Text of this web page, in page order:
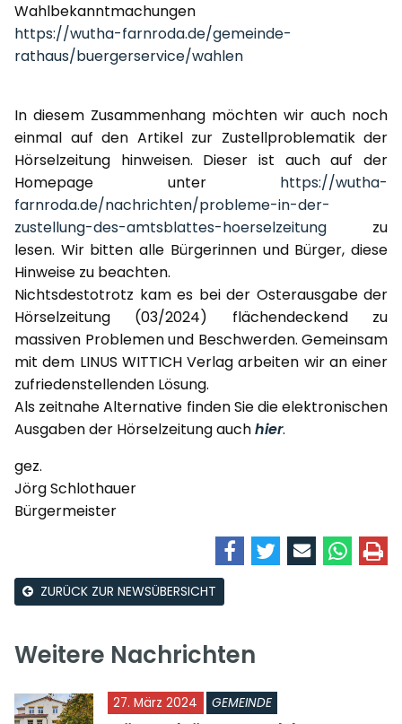
Wahlbekanntmachungen
https://wutha-farnroda.de/gemeinde-
rathaus/buergerservice/wahlen
In diesem Zusammenhang möchten wir auch noch
einmal auf den Artikel zur Zustellproblematik der
Hörselzeitung hinweisen. Dieser ist auch auf der
Homepage unter https://wutha-
farnroda.de/nachrichten/probleme-in-der-
zustellung-des-amtsblattes-hoerselzeitung zu
lesen. Wir bitten alle Bürgerinnen und Bürger, diese
Hinweise zu beachten.
Nichtsdestotrotz kam es bei der Osterausgabe der
Hörselzeitung (03/2024) flächendeckend zu
massiven Problemen und Beschwerden. Gemeinsam
mit dem LINUS WITTICH Verlag arbeiten wir an einer
zufriedenstellenden Lösung.
Als zeitnahe Alternative finden Sie die elektronischen
Ausgaben der Hörselzeitung auchhier.
gez.
Jörg Schlothauer
Bürgermeister
ZURÜCK ZUR NEWSÜBERSICHT
Weitere Nachrichten
27. März 2024 GEMEINDE